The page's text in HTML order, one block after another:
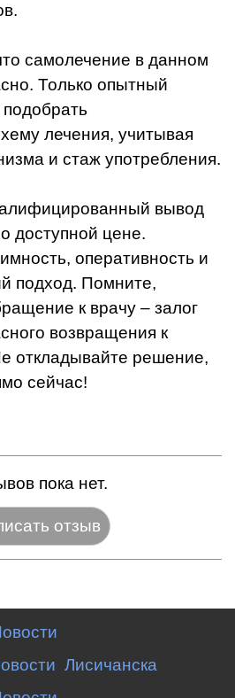
самолечение в данном
Только опытный
лечения, учитывая
и стаж употребления.
вывод
доступной цене.
оперативность и
подход. Помните,
к врачу – залог
возвращения к
откладывайте решение,
сейчас!
пока нет.
Лисичанска